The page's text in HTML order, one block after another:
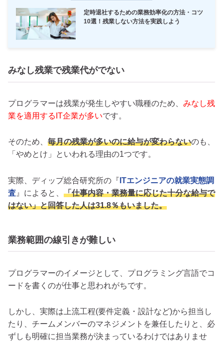
定時退社するための業務効率化の方法・コツ
10選！残業しない方法を実践しよう
みなし残業で残業代がでない
プログラマーは残業が発生しやすい職種のため、 みなし残
業を適用するIT企業が多いです。
そのため、 毎月の残業が多いのに給与が変わらないのも、
「やめとけ」といわれる理由の1つです。
実際、ディップ総合研究所の『 ITエンジニアの就業実態調
査 』によると、 「仕事内容・業務量に応じた十分な給与で
はない」と回答した人は31.8％もいました。
業務範囲の線引きが難しい
プログラマーのイメージとして、プログラミング言語でコ
ードを書くのが仕事と思われがちです。
しかし、実際は上流工程(要件定義・設計など)から担当し
たり、チームメンバーのマネジメントを兼任したりと、必
ずしも明確に担当業務が決まっているわけではありませ